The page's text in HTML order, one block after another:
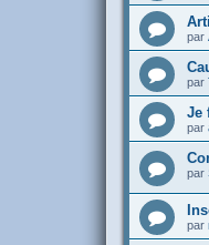
par
par
Je
par
par
par